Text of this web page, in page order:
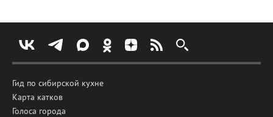
Гид по сибирской кухне
Карта катков
Голоса города